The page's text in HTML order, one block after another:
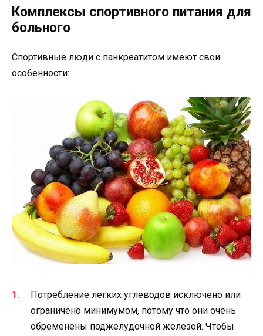
Комплексы спортивного питания для
больного
Спортивные люди с панкреатитом имеют свои
особенности:
Потребление легких углеводов исключено или
ограничено минимумом, потому что они очень
обременены поджелудочной железой. Чтобы